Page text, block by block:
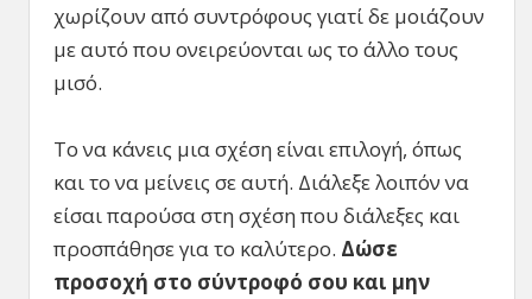
χωρίζουν από συντρόφους γιατί δε μοιάζουν
με αυτό που ονειρεύονται ως το άλλο τους
μισό.
Το να κάνεις μια σχέση είναι επιλογή, όπως
και το να μείνεις σε αυτή. Διάλεξε λοιπόν να
είσαι παρούσα στη σχέση που διάλεξες και
προσπάθησε για το καλύτερο. Δώσε
προσοχή στο σύντροφό σου και μην